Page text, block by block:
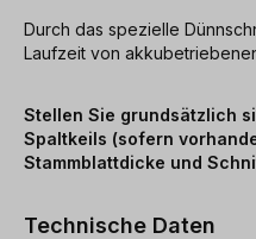
Durch das spezielle
Laufzeit von
Stellen Sie grundsätzlich
Spaltkeils (sofern
Stammblattdicke und
Technische Daten